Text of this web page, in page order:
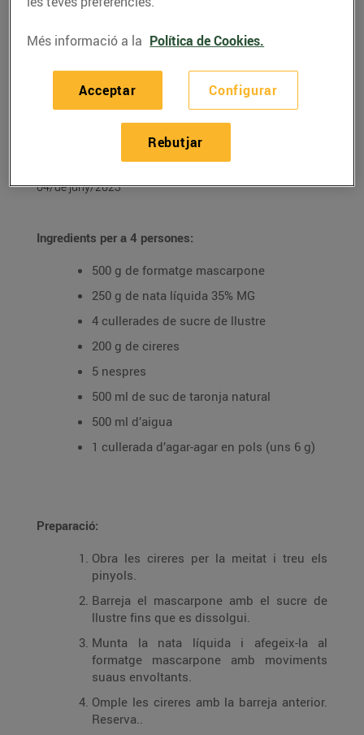
RECEPTES
Cireres farcides de
mascarpone
04/de juny/2023
Ingredients per a 4 persones:
500 g de formatge mascarpone
250 g de nata líquida 35% MG
4 cullerades de sucre de llustre
200 g de cireres
5 nespres
500 ml de suc de taronja natural
500 ml d’aigua
1 cullerada d’agar-agar en pols (uns 6 g)
Preparació:
Obra les cireres per la meitat i treu els
pinyols.
Barreja el mascarpone amb el sucre de
llustre fins que es dissolgui.
Munta la nata líquida i afegeix-la al
formatge mascarpone amb moviments
suaus envoltants.
Omple les cireres amb la barreja anterior.
Reserva..
Més informació a la Política de Cookies.
Configurar
Rebutjar
Acceptar